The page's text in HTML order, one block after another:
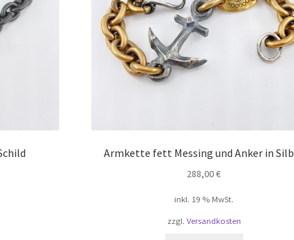
Armkette fett Messing und Anker in
288,00€
inkl. 19 % MwSt.
zzgl. Versandkosten